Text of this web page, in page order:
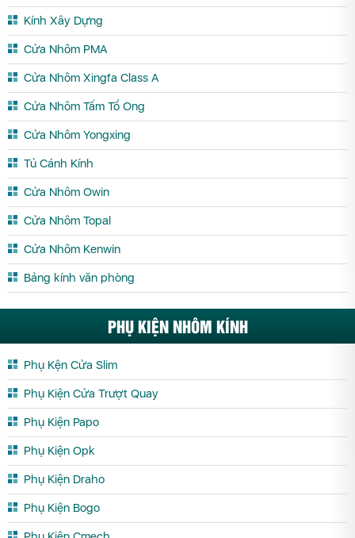
Kính Xây Dựng
Cửa Nhôm PMA
Cửa Nhôm Xingfa Class A
Cửa Nhôm Tấm Tổ Ong
Cửa Nhôm Yongxing
Tủ Cánh Kính
Cửa Nhôm Owin
Cửa Nhôm Topal
Cửa Nhôm Kenwin
Bảng kính văn phòng
PHỤ KIỆN NHÔM KÍNH
Phụ Kện Cửa Slim
Phụ Kiện Cửa Trượt Quay
Phụ Kiện Papo
Phụ Kiện Opk
Phụ Kiện Draho
Phụ Kiện Bogo